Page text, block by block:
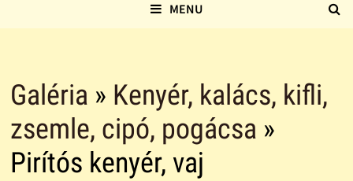
MENU
Galéria » Kenyér, kalács, kifli,
zsemle, cipó, pogácsa »
Pirítós kenyér, vaj